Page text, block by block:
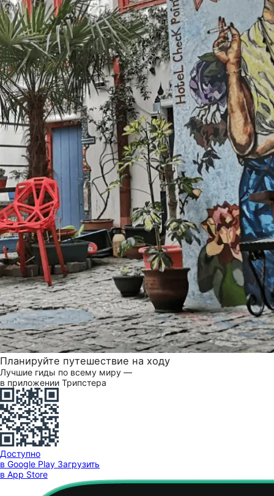
Планируйте путешествие на ходу
Лучшие гиды по всему миру —
в приложении Трипстера
Доступно
в Google Play Загрузить
в App Store